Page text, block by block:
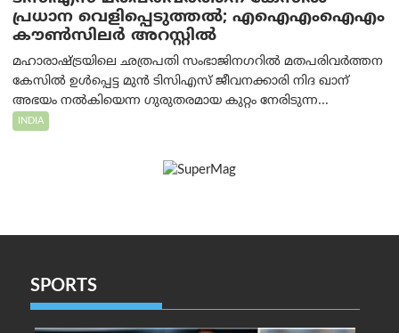
പ്രധാന വെളിപ്പെടുത്തൽ; എഐഎംഐഎം
കൗൺസിലർ അറസ്റ്റിൽ
മഹാരാഷ്ട്രയിലെ ഛത്രപതി സംഭാജിനഗറിൽ മതപരിവർത്തന
കേസിൽ ഉൾപ്പെട്ട മുൻ ടിസിഎസ് ജീവനക്കാരി നിദ ഖാന്
അഭയം നൽകിയെന്ന ഗുരുതരമായ കുറ്റം നേരിടുന്ന...
INDIA
SPORTS